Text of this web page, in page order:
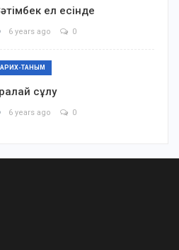
ел есінде
6 years ago 0
ТАНЫМ
сұлу
6 years ago 0